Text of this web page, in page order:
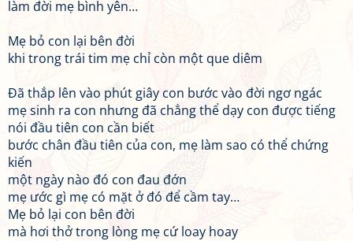
làm đời mẹ bình yên…
Mẹ bỏ con lại bên đời
khi trong trái tim mẹ chỉ còn một que diêm
Đã thắp lên vào phút giây con bước vào đời ngơ ngác
mẹ sinh ra con nhưng đã chẳng thể dạy con được tiếng
nói đầu tiên con cần biết
bước chân đầu tiên của con, mẹ làm sao có thể chứng
kiến
một ngày nào đó con đau đớn
mẹ ước gì mẹ có mặt ở đó để cầm tay…
Mẹ bỏ lại con bên đời
mà hơi thở trong lòng mẹ cứ loay hoay